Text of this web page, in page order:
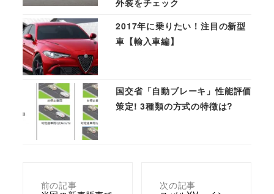
前の記事
次の記事
外装をチェック
2017年に乗りたい！注目の新型
車【輸入車編】
国交省「自動ブレーキ」性能評価
策定! 3種類の方式の特徴は?